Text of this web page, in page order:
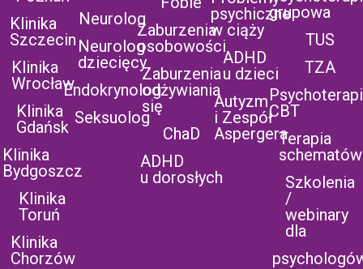
Klinika
Szczecin
Klinika
Wrocław
Klinika
Gdańsk
Klinika
Bydgoszcz
Klinika
Toruń
Klinika
Chorzów
Neurolog
Neurolog
dziecięcy
Endokrynolog
Seksuolog
Zaburzenia
osobowości
Zaburzenia
odżywiania
się
ChaD
ADHD
u dorosłych
psychiczne
w ciąży
ADHD
u dzieci
Autyzm
i Zespół
Aspergera
grupowa
TUS
TZA
CBT
Terapia
schematów
Szkolenia
/
webinary
dla